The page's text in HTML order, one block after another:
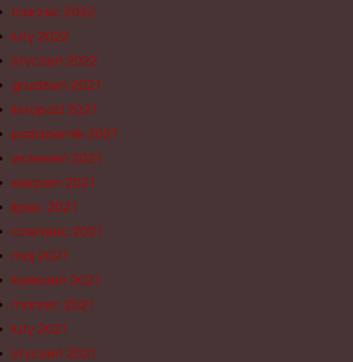
marzec 2022
luty 2022
styczeń 2022
grudzień 2021
listopad 2021
październik 2021
wrzesień 2021
sierpień 2021
lipiec 2021
czerwiec 2021
maj 2021
kwiecień 2021
marzec 2021
luty 2021
styczeń 2021